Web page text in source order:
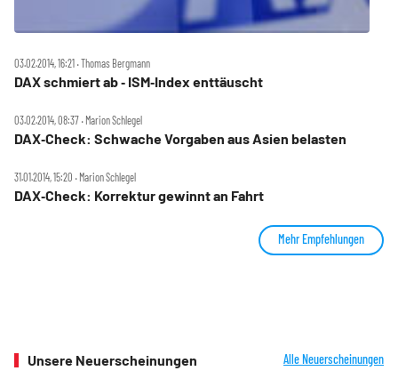
03.02.2014, 16:21 ‧ Thomas Bergmann
DAX schmiert ab ‑ ISM‑Index enttäuscht
03.02.2014, 08:37 ‧ Marion Schlegel
DAX‑Check: Schwache Vorgaben aus Asien belasten
31.01.2014, 15:20 ‧ Marion Schlegel
DAX‑Check: Korrektur gewinnt an Fahrt
Mehr Empfehlungen
Unsere Neuerscheinungen Alle Neuerscheinungen